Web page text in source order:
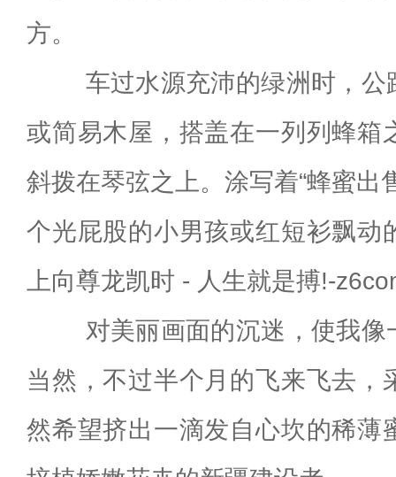
方。
车过水源充沛的绿洲时，公
或简易木屋，搭盖在一列列蜂箱
斜拨在琴弦之上。涂写着“蜂蜜出
个光屁股的小男孩或红短衫飘动
上向尊龙凯时 - 人生就是搏!-
对美丽画面的沉迷，使我像
当然，不过半个月的飞来飞去，
然希望挤出一滴发自心坎的稀薄